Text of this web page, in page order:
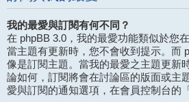
我的最愛與訂閱有何不同？
在 phpBB 3.0，我的最愛功能類似於您
當主題有更新時，您不會收到提示。而
像是訂閱主題。當我的最愛之主題更新
論如何，訂閱將會在討論區的版面或主
愛與訂閱的通知選項，在會員控制台的